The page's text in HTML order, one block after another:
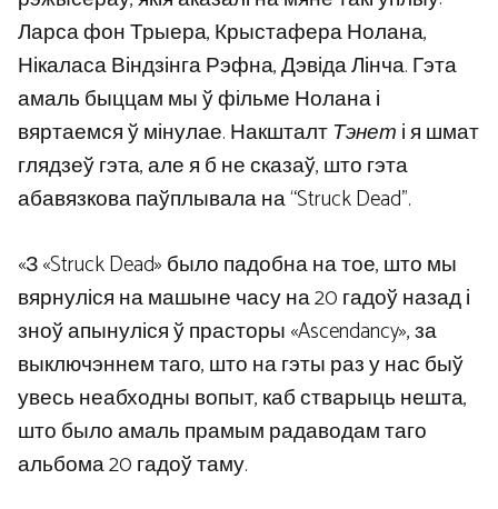
Ларса фон Трыера, Крыстафера Нолана,
Нікаласа Віндзінга Рэфна, Дэвіда Лінча. Гэта
амаль быццам мы ў фільме Нолана і
вяртаемся ў мінулае. НакшталтТэнеті я шмат
глядзеў гэта, але я б не сказаў, што гэта
абавязкова паўплывала на “Struck Dead”.
«З «Struck Dead» было падобна на тое, што мы
вярнуліся на машыне часу на 20 гадоў назад і
зноў апынуліся ў прасторы «Ascendancy», за
выключэннем таго, што на гэты раз у нас быў
увесь неабходны вопыт, каб стварыць нешта,
што было амаль прамым радаводам таго
альбома 20 гадоў таму.